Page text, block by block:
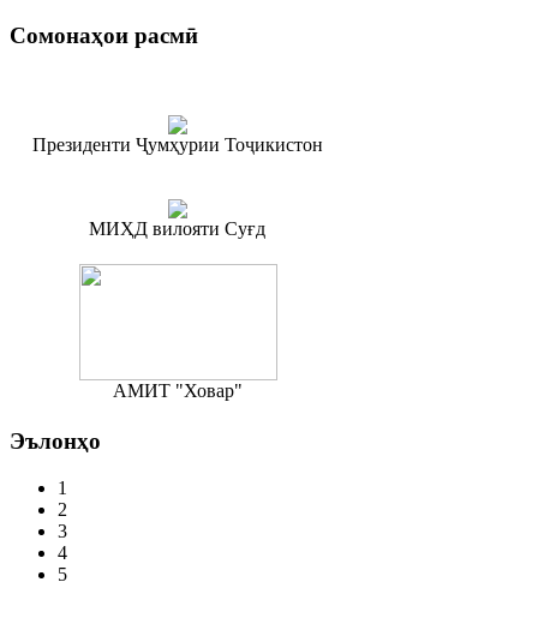
Сомонаҳои расмӣ
Президенти Ҷумҳурии Тоҷикистон
МИҲД вилояти Суғд
АМИТ "Ховар"
Эълонҳо
1
2
3
4
5